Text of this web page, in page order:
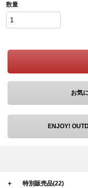
数量
お気
ENJOY!
＋ 特別販売品(22)